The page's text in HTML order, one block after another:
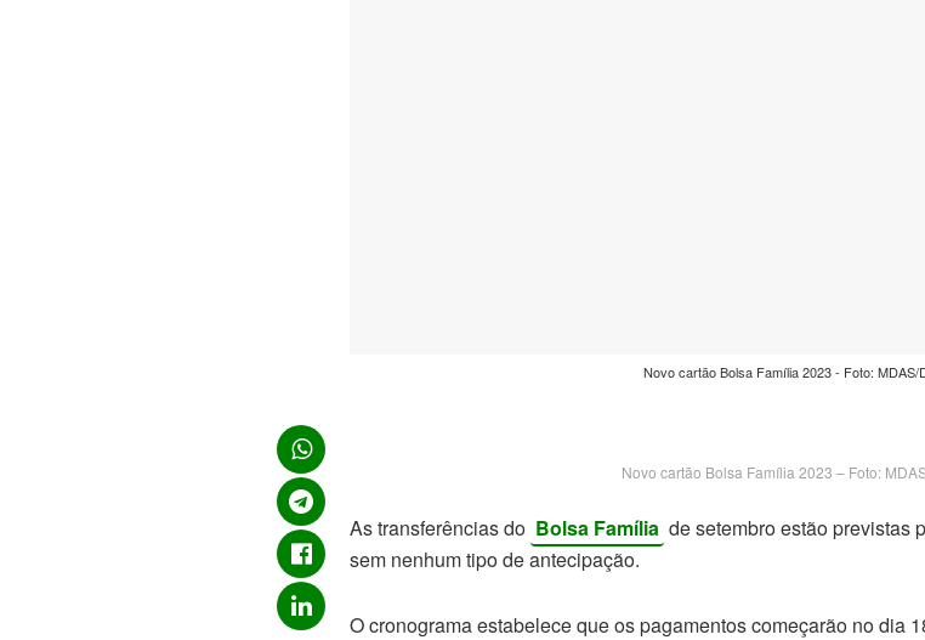
Novo cartão Bolsa Família 2023 - Foto: MDAS/
Novo cartão Bolsa Família 2023 – Foto:
As transferências do Bolsa Família de setembro estão previstas
sem nenhum tipo de antecipação.
O cronograma estabelece que os pagamentos começarão no dia